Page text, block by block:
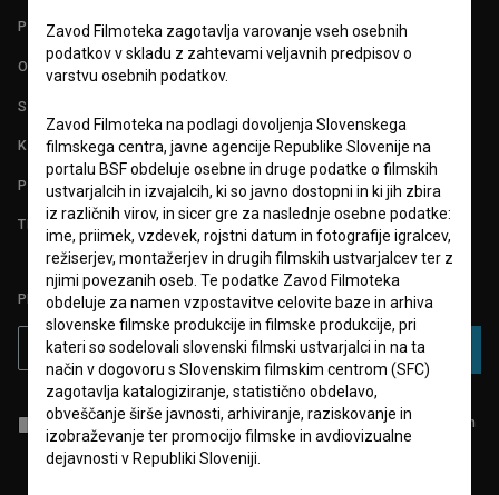
POGOJI UPORABE
O PROJEKTU
STATISTIKA
KONTAKT
POGOSTA VPRAŠANJA
TEST FUNKCIONALNOSTI
PRIJAVITE SE NA BSF NOVIČNIK:
PRIJAVA
Sprejemamsplošne pogojein dajemsoglasjeza zbiranje, hrambo in
obdelavo osebnih podatkov.
Zavod Filmoteka zagotavlja varovanje vseh osebnih
podatkov v skladu z zahtevami veljavnih predpisov o
varstvu osebnih podatkov.
Zavod Filmoteka na podlagi dovoljenja Slovenskega
filmskega centra, javne agencije Republike Slovenije na
portalu BSF obdeluje osebne in druge podatke o filmskih
ustvarjalcih in izvajalcih, ki so javno dostopni in ki jih zbira
iz različnih virov, in sicer gre za naslednje osebne podatke:
ime, priimek, vzdevek, rojstni datum in fotografije igralcev,
režiserjev, montažerjev in drugih filmskih ustvarjalcev ter z
njimi povezanih oseb. Te podatke Zavod Filmoteka
obdeluje za namen vzpostavitve celovite baze in arhiva
slovenske filmske produkcije in filmske produkcije, pri
kateri so sodelovali slovenski filmski ustvarjalci in na ta
način v dogovoru s Slovenskim filmskim centrom (SFC)
zagotavlja katalogiziranje, statistično obdelavo,
obveščanje širše javnosti, arhiviranje, raziskovanje in
izobraževanje ter promocijo filmske in avdiovizualne
dejavnosti v Republiki Sloveniji.